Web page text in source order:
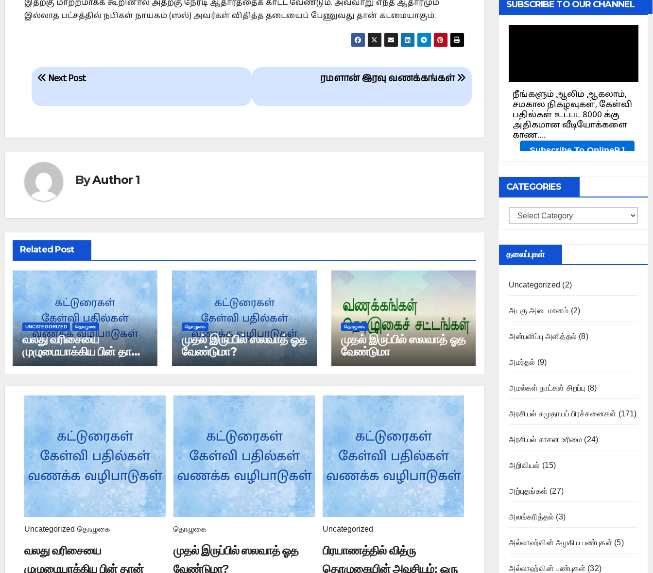
இதற்கு மாற்றமாகக் கூறினால் அதற்கு நேரடி ஆதாரத்தைக் காட்ட வேண்டும். அவ்வாறு எந்த ஆதாரமும்
இல்லாத பட்சத்தில் நபிகள் நாயகம் (ஸல்) அவர்கள் விதித்த தடையைப் பேணுவது தான் கடமையாகும்.
Post
ரமளான் இரவு வணக்கங்கள்
Next Post
ByAuthor 1
Related Post
UNCATEGORIZED தொழுகை
வலது வரிசையை
முழுமையாக்கிய பின் தான்
இடது பக்கம் நிற்க
தொழுகை
முதல் இருப்பில் ஸலவாத் ஓத
வேண்டுமா?
தொழுகை
முதல் இருப்பில் ஸலவாத் ஓத
வேண்டுமா
Uncategorized தொழுகை
வலது வரிசையை
முழுமையாக்கிய பின் தான்
தொழுகை
முதல் இருப்பில் ஸலவாத் ஓத
வேண்டுமா?
Uncategorized
பிரயாணத்தில் வித்ரு
தொழுகையின் அவசியம்: ஒரு
SUBSCRIBE TO OUR CHANNEL
CATEGORIES
Categories
தலைப்புகள்
Uncategorized (2)
அடகு அடைமானம் (2)
அன்பளிப்பு அளித்தல் (8)
அமர்தல் (9)
அமல்கள் நாட்கள் சிறப்பு (8)
அரசியல் சமுதாயப் பிரச்சனைகள் (171)
அரசியல் சாசன உரிமை (24)
அறிவியல் (15)
அற்புதங்கள் (27)
அலங்கரித்தல் (3)
அல்லாஹ்வின் அழகிய பண்புகள் (5)
அல்லாஹ்வின் பண்புகள் (32)